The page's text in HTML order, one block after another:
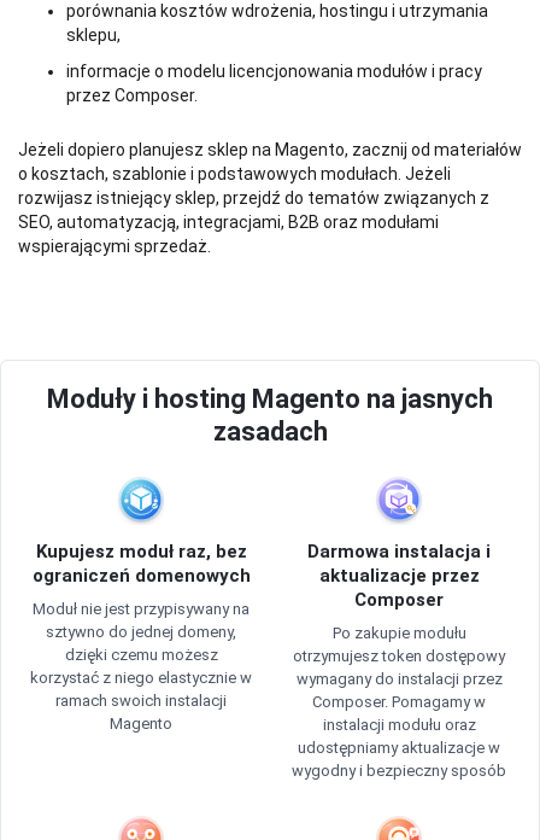
porównania kosztów wdrożenia, hostingu i utrzymania
sklepu,
informacje o modelu licencjonowania modułów i pracy
przez Composer.
Jeżeli dopiero planujesz sklep na Magento, zacznij od materiałów
o kosztach, szablonie i podstawowych modułach. Jeżeli
rozwijasz istniejący sklep, przejdź do tematów związanych z
SEO, automatyzacją, integracjami, B2B oraz modułami
wspierającymi sprzedaż.
Moduły i hosting Magento na jasnych
zasadach
Kupujesz moduł raz, bez
ograniczeń domenowych
Moduł nie jest przypisywany na
sztywno do jednej domeny,
dzięki czemu możesz
korzystać z niego elastycznie w
ramach swoich instalacji
Magento
Darmowa instalacja i
aktualizacje przez
Composer
Po zakupie modułu
otrzymujesz token dostępowy
wymagany do instalacji przez
Composer. Pomagamy w
instalacji modułu oraz
udostępniamy aktualizacje w
wygodny i bezpieczny sposób